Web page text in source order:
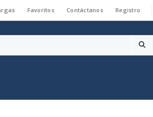
Favoritos Contáctanos Registro